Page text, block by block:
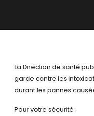
La Direction de santé
garde contre les
durant les pannes
Pour votre sécurité :